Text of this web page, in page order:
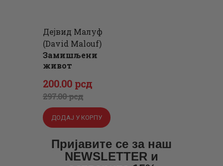
Дејвид Малуф
(David Malouf)
Замишљени
живот
297.00рсд
Оригинална
цена
је
била:
297.
200.00 рсд
Тренутна
цена
је:
200.
ДОДАЈ У КОРПУ
Пријавите се за наш
NEWSLETTER и